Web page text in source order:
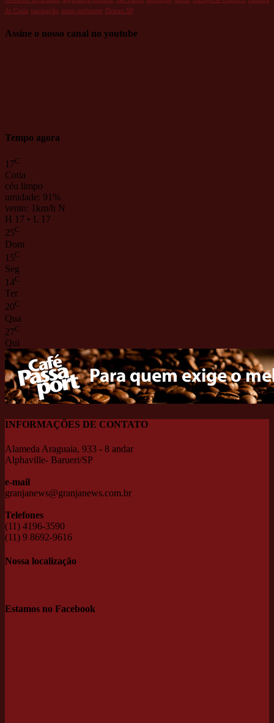
de Cotia vacinação meio ambiente Detran.SP
Assine o nosso canal no youtube
Tempo agora
17C
Cotia
céu limpo
umidade: 91%
vento: 1km/h N
H 17 • L 17
25C
Dom
15C
Seg
14C
Ter
20C
Qua
27C
Qui
INFORMAÇÕES DE CONTATO
Alameda Araguaia, 933 - 8 andar
Alphaville- Barueri/SP
e-mail
granjanews@granjanews.com.br
Telefones
(11) 4196-3590
(11) 9 8692-9616
Nossa localização
Estamos no Facebook